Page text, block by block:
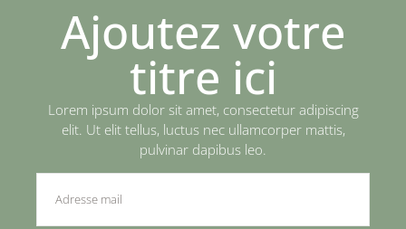
Ajoutez votre
titre ici
Lorem ipsum dolor sit amet, consectetur adipiscing
elit. Ut elit tellus, luctus nec ullamcorper mattis,
pulvinar dapibus leo.